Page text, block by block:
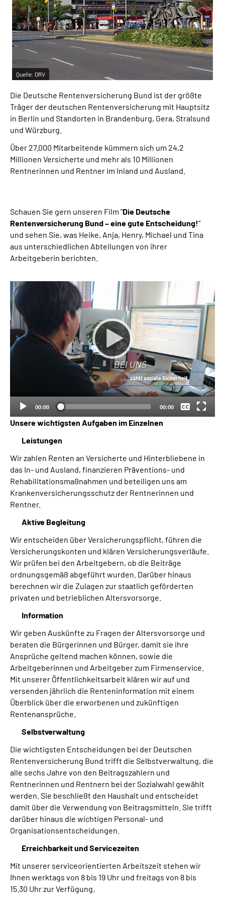
Inhalte in Gebärdensprache (DGS)
Leichte Sprache
Suche
Mein Kundenportal
Quelle: DRV
Die Deutsche Rentenversicherung Bund ist der größte
Träger der deutschen Rentenversicherung mit Hauptsitz
in Berlin und Standorten in Brandenburg, Gera, Stralsund
und Würzburg.
Über 27.000 Mitarbeitende kümmern sich um 24,2
Millionen Versicherte und mehr als 10 Millionen
Rentnerinnen und Rentner im Inland und Ausland.
Schauen Sie gern unseren Film "Die Deutsche
Rentenversicherung Bund – eine gute Entscheidung!"
und sehen Sie, was Heike, Anja, Henry, Michael und Tina
aus unterschiedlichen Abteilungen von ihrer
Arbeitgeberin berichten.
00:00 00:00
Keine
Deutsch
Unsere wichtigsten Aufgaben im Einzelnen
Leistungen
Wir zahlen Renten an Versicherte und Hinterbliebene in
das In- und Ausland, finanzieren Präventions- und
Rehabilitationsmaßnahmen und beteiligen uns am
Krankenversicherungsschutz der Rentnerinnen und
Rentner.
Aktive Begleitung
Wir entscheiden über Versicherungspflicht, führen die
Versicherungskonten und klären Versicherungsverläufe.
Wir prüfen bei den Arbeitgebern, ob die Beiträge
ordnungsgemäß abgeführt wurden. Darüber hinaus
berechnen wir die Zulagen zur staatlich geförderten
privaten und betrieblichen Altersvorsorge.
Information
Wir geben Auskünfte zu Fragen der Altersvorsorge und
beraten die Bürgerinnen und Bürger, damit sie ihre
Ansprüche geltend machen können, sowie die
Arbeitgeberinnen und Arbeitgeber zum Firmenservice.
Mit unserer Öffentlichkeitsarbeit klären wir auf und
versenden jährlich die Renteninformation mit einem
Überblick über die erworbenen und zukünftigen
Rentenansprüche.
Selbstverwaltung
Die wichtigsten Entscheidungen bei der Deutschen
Rentenversicherung Bund trifft die Selbstverwaltung, die
alle sechs Jahre von den Beitragszahlern und
Rentnerinnen und Rentnern bei der Sozialwahl gewählt
werden. Sie beschließt den Haushalt und entscheidet
damit über die Verwendung von Beitragsmitteln. Sie trifft
darüber hinaus die wichtigen Personal- und
Organisationsentscheidungen.
Erreichbarkeit und Servicezeiten
Mit unserer serviceorientierten Arbeitszeit stehen wir
Ihnen werktags von 8 bis 19 Uhr und freitags von 8 bis
15.30 Uhr zur Verfügung.